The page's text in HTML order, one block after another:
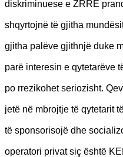
diskriminuese e ZRRE
shqyrtojnë të gjitha
gjitha palëve gjithnjë duke
parë interesin e qytetarëve
po rrezikohet seriozisht.
jetë në mbrojtje të qytetarit
të sponsorisojë dhe
operatori privat siç është